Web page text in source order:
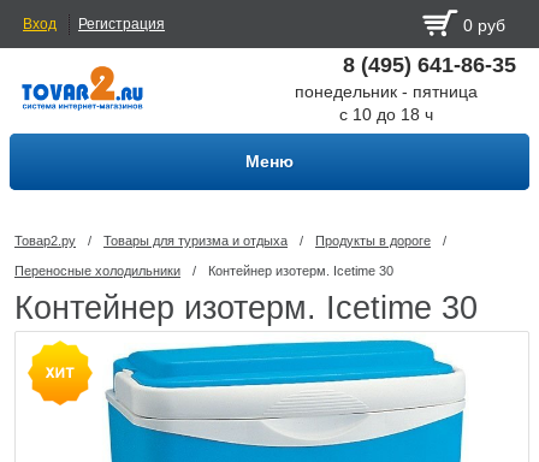
Вход Регистрация 0 руб
8 (495) 641-86-35
понедельник - пятница
с 10 до 18 ч
Меню
Товар2.ру / Товары для туризма и отдыха / Продукты в дороге /
Переносные холодильники / Контейнер изотерм. Icetime 30
Контейнер изотерм. Icetime 30